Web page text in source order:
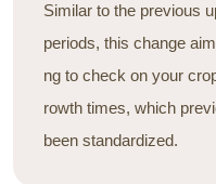
Similar to the previous
periods, this change
ng to check on your
rowth times, which
been standardized.